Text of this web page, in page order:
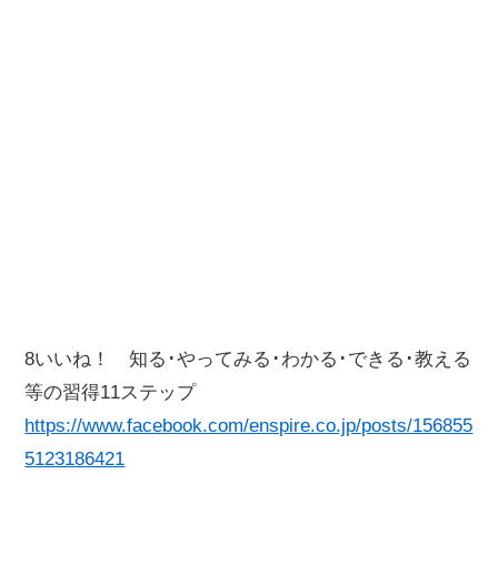
8いいね！ 知る･やってみる･わかる･できる･教える
等の習得11ステップ
https://www.facebook.com/enspire.co.jp/posts/156855
5123186421